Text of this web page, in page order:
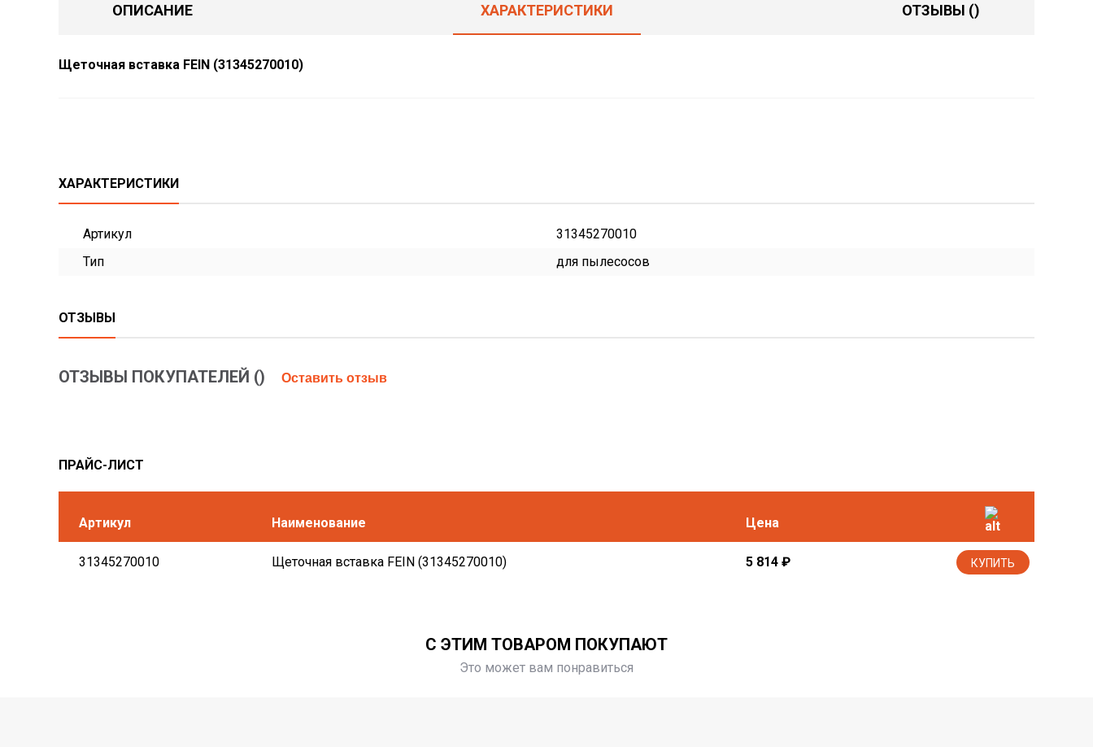
ОПИСАНИЕ ХАРАКТЕРИСТИКИ ОТЗЫВЫ ()
Щеточная вставка FEIN (31345270010)
ХАРАКТЕРИСТИКИ
Артикул
31345270010
Тип
для пылесосов
ОТЗЫВЫ
ОТЗЫВЫ ПОКУПАТЕЛЕЙ () Оставить отзыв
ПРАЙС-ЛИСТ
Артикул Наименование Цена
31345270010 Щеточная вставка FEIN (31345270010) 5 814 ₽ КУПИТЬ
С ЭТИМ ТОВАРОМ ПОКУПАЮТ
Это может вам понравиться